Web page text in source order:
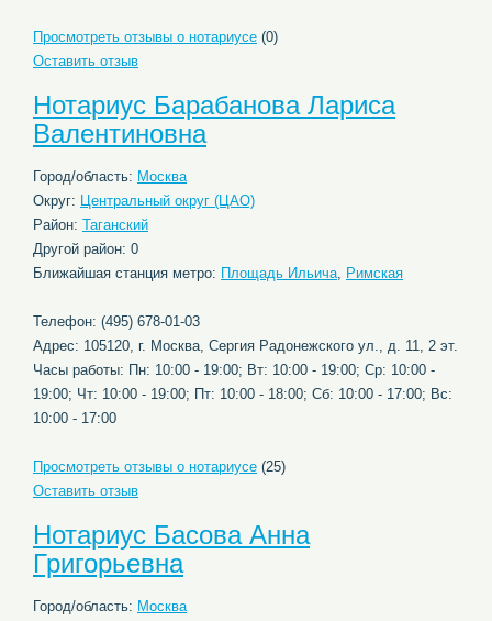
Просмотреть отзывы о нотариусе (0)
Оставить отзыв
Нотариус Барабанова Лариса
Валентиновна
Город/область: Москва
Округ: Центральный округ (ЦАО)
Район: Таганский
Другой район: 0
Ближайшая станция метро: Площадь Ильича, Римская
Телефон: (495) 678-01-03
Адрес: 105120, г. Москва, Сергия Радонежского ул., д. 11, 2 эт.
Часы работы: Пн: 10:00 - 19:00; Вт: 10:00 - 19:00; Ср: 10:00 -
19:00; Чт: 10:00 - 19:00; Пт: 10:00 - 18:00; Сб: 10:00 - 17:00; Вс:
10:00 - 17:00
Просмотреть отзывы о нотариусе (25)
Оставить отзыв
Нотариус Басова Анна
Григорьевна
Город/область: Москва